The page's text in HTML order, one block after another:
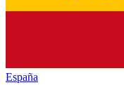
España